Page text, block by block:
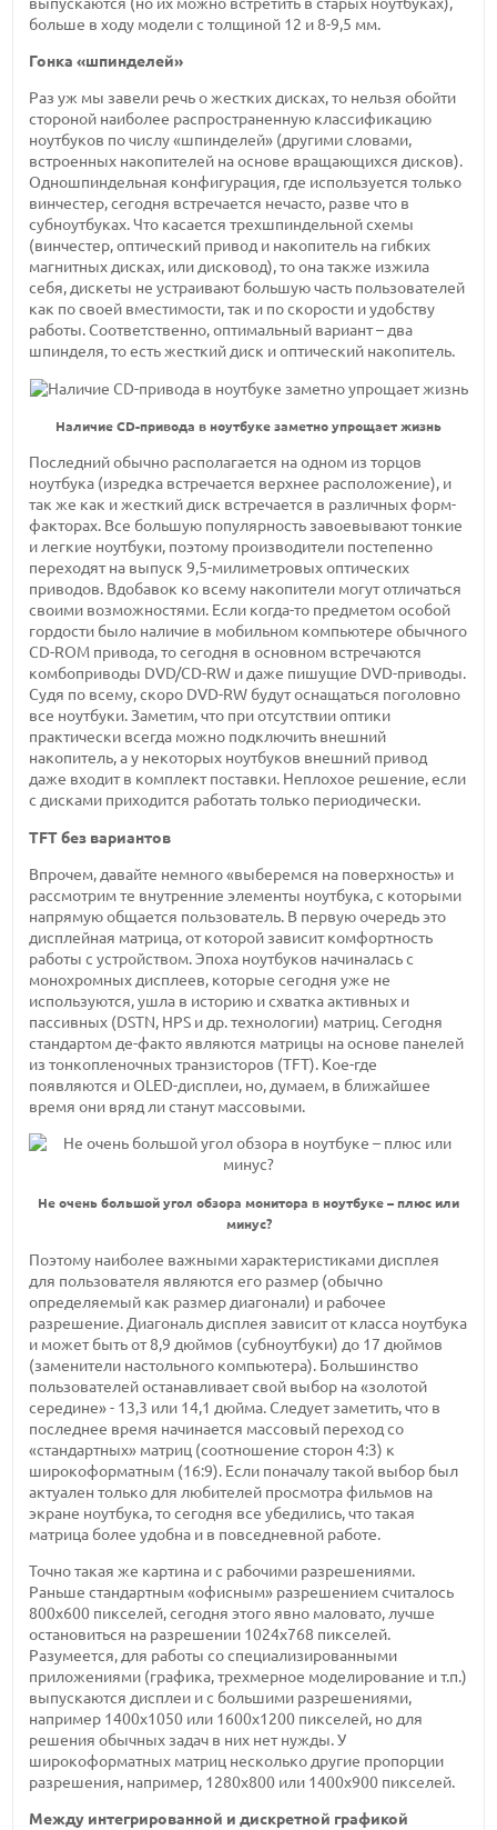
больше в ходу модели с толщиной 12 и 8-9,5 мм.
Гонка «шпинделей»
Раз уж мы завели речь о жестких дисках, то нельзя обойти
стороной наиболее распространенную классификацию
ноутбуков по числу «шпинделей» (другими словами,
встроенных накопителей на основе вращающихся дисков).
Одношпиндельная конфигурация, где используется только
винчестер, сегодня встречается нечасто, разве что в
субноутбуках. Что касается трехшпиндельной схемы
(винчестер, оптический привод и накопитель на гибких
магнитных дисках, или дисковод), то она также изжила
себя, дискеты не устраивают большую часть пользователей
как по своей вместимости, так и по скорости и удобству
работы. Соответственно, оптимальный вариант – два
шпинделя, то есть жесткий диск и оптический накопитель.
Наличие CD-привода в ноутбуке заметно упрощает жизнь
Последний обычно располагается на одном из торцов
ноутбука (изредка встречается верхнее расположение), и
так же как и жесткий диск встречается в различных форм-
факторах. Все большую популярность завоевывают тонкие
и легкие ноутбуки, поэтому производители постепенно
переходят на выпуск 9,5-милиметровых оптических
приводов. Вдобавок ко всему накопители могут отличаться
своими возможностями. Если когда-то предметом особой
гордости было наличие в мобильном компьютере обычного
CD-ROM привода, то сегодня в основном встречаются
комбоприводы DVD/CD-RW и даже пишущие DVD-приводы.
Судя по всему, скоро DVD-RW будут оснащаться поголовно
все ноутбуки. Заметим, что при отсутствии оптики
практически всегда можно подключить внешний
накопитель, а у некоторых ноутбуков внешний привод
даже входит в комплект поставки. Неплохое решение, если
с дисками приходится работать только периодически.
TFT без вариантов
Впрочем, давайте немного «выберемся на поверхность» и
рассмотрим те внутренние элементы ноутбука, с которыми
напрямую общается пользователь. В первую очередь это
дисплейная матрица, от которой зависит комфортность
работы с устройством. Эпоха ноутбуков начиналась с
монохромных дисплеев, которые сегодня уже не
используются, ушла в историю и схватка активных и
пассивных (DSTN, HPS и др. технологии) матриц. Сегодня
стандартом де-факто являются матрицы на основе панелей
из тонкопленочных транзисторов (TFT). Кое-где
появляются и OLED-дисплеи, но, думаем, в ближайшее
время они вряд ли станут массовыми.
Не очень большой угол обзора монитора в ноутбуке – плюс или
минус?
Поэтому наиболее важными характеристиками дисплея
для пользователя являются его размер (обычно
определяемый как размер диагонали) и рабочее
разрешение. Диагональ дисплея зависит от класса ноутбука
и может быть от 8,9 дюймов (субноутбуки) до 17 дюймов
(заменители настольного компьютера). Большинство
пользователей останавливает свой выбор на «золотой
середине» - 13,3 или 14,1 дюйма. Следует заметить, что в
последнее время начинается массовый переход со
«стандартных» матриц (соотношение сторон 4:3) к
широкоформатным (16:9). Если поначалу такой выбор был
актуален только для любителей просмотра фильмов на
экране ноутбука, то сегодня все убедились, что такая
матрица более удобна и в повседневной работе.
Точно такая же картина и с рабочими разрешениями.
Раньше стандартным «офисным» разрешением считалось
800х600 пикселей, сегодня этого явно маловато, лучше
остановиться на разрешении 1024х768 пикселей.
Разумеется, для работы со специализированными
приложениями (графика, трехмерное моделирование и т.п.)
выпускаются дисплеи и с большими разрешениями,
например 1400х1050 или 1600х1200 пикселей, но для
решения обычных задач в них нет нужды. У
широкоформатных матриц несколько другие пропорции
разрешения, например, 1280х800 или 1400х900 пикселей.
Между интегрированной и дискретной графикой